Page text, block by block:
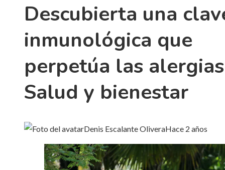
Descubierta una
inmunológica que
perpetúa las
Salud y bienestar
Denis Escalante OliveraHace 2 años